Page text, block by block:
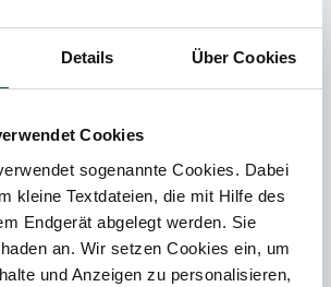
Details Über Cookies
Cookies
sogenannte Cookies. Dabei
kleine Textdateien, die mit Hilfe des
Endgerät abgelegt werden. Sie
an. Wir setzen Cookies ein, um
und Anzeigen zu personalisieren,